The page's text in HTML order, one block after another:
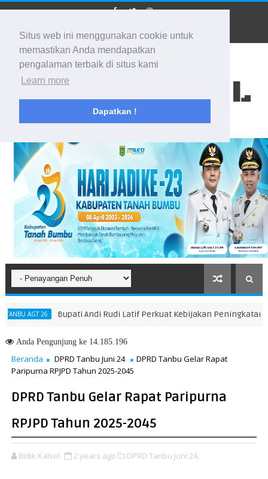
Situs web ini menggunakan cookie untuk
memastikan Anda mendapatkan
pengalaman terbaik di situs kami
Learn more
Dapatkan !
BIDIK KALSEL
Membidik Ke Segala Arah
26 Bupati Andi Rudi Latif Perkuat Kebijakan Peningkatan SDM,
AndaPengunjung ke 14.185.196
Beranda DPRD Tanbu Juni 24
DPRD Tanbu Gelar Rapat
Paripurna RPJPD Tahun 2025-2045
DPRD Tanbu Gelar Rapat Paripurna
RPJPD Tahun 2025-2045
Bidik Kalsel 2 years ago DPRD Tanbu Juni 24,